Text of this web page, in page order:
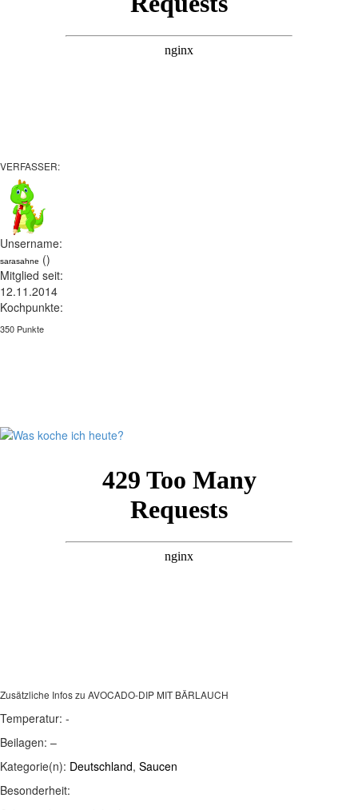
VERFASSER:
Unsername:
sarasahne ()
Mitglied seit:
12.11.2014
Kochpunkte:
350 Punkte
Zusätzliche Infos zu AVOCADO-DIP MIT BÄRLAUCH
Temperatur: -
Beilagen: –
Kategorie(n): Deutschland, Saucen
Besonderheit: